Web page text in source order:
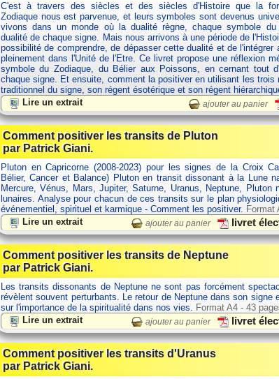
C'est à travers des siècles et des siècles d'Histoire que la
Zodiaque nous est parvenue, et leurs symboles sont devenus
vivons dans un monde où la dualité règne, chaque symbole du
dualité de chaque signe. Mais nous arrivons à une période de
possibilité de comprendre, de dépasser cette dualité et de l'intégrer
pleinement dans l'Unité de l'Etre. Ce livret propose une réflexion
symbole du Zodiaque, du Bélier aux Poissons, en cernant tout
chaque signe. Et ensuite, comment la positiver en utilisant les
traditionnel du signe, son régent ésotérique et son régent
Lire un extrait
ajouter au panier
Comment positiver les transits de Pluton
par Patrick Giani.
Pluton en Capricorne (2008-2023) pour les signes de la Croix
Bélier, Cancer et Balance) Pluton en transit dissonant à la Lune
Mercure, Vénus, Mars, Jupiter, Saturne, Uranus, Neptune, Pluton
lunaires. Analyse pour chacun de ces transits sur le plan
événementiel, spirituel et karmique - Comment les positiver. Format
Lire un extrait
ajouter au panier livret
Comment positiver les transits de Neptune
par Patrick Giani.
Les transits dissonants de Neptune ne sont pas forcément
révèlent souvent perturbants. Le retour de Neptune dans son signe
sur l'importance de la spiritualité dans nos vies. Format A4 - 43
Lire un extrait
ajouter au panier livret
Comment positiver les transits d'Uranus
par Patrick Giani.